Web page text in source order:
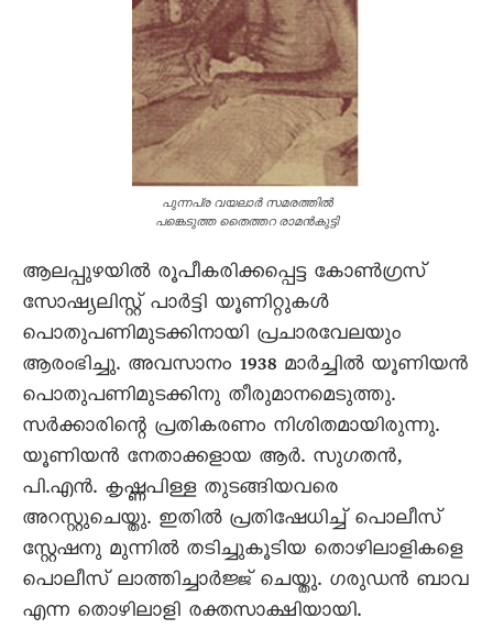
പുന്നപ്ര വയലാർ സമരത്തിൽ
പങ്കെടുത്ത തെെത്തറ രാമൻകുട്ടി
ആലപ്പുഴയിൽ രൂപീകരിക്കപ്പെട്ട കോൺഗ്രസ്
സോഷ്യലിസ്റ്റ് പാർട്ടി യൂണിറ്റുകൾ
പൊതുപണിമുടക്കിനായി പ്രചാരവേലയും
ആരംഭിച്ചു. അവസാനം 1938 മാർച്ചിൽ യൂണിയൻ
പൊതുപണിമുടക്കിനു തീരുമാനമെടുത്തു.
സർക്കാരിന്റെ പ്രതികരണം നിശിതമായിരുന്നു.
യൂണിയൻ നേതാക്കളായ ആർ. സുഗതൻ,
പി.എൻ. കൃഷ്ണപിള്ള തുടങ്ങിയവരെ
അറസ്റ്റുചെയ്തു. ഇതിൽ പ്രതിഷേധിച്ച് പൊലീസ്
സ്റ്റേഷനു മുന്നിൽ തടിച്ചുകൂടിയ തൊഴിലാളികളെ
പൊലീസ് ലാത്തിച്ചാർജ്ജ് ചെയ്തു. ഗരുഡൻ ബാവ
എന്ന തൊഴിലാളി രക്തസാക്ഷിയായി.